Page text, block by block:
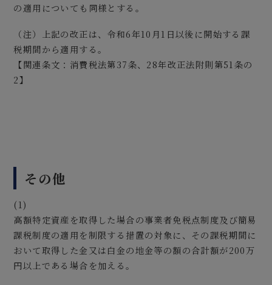
の適用についても同様とする。
（注）上記の改正は、令和6年10月1日以後に開始する課
税期間から適用する。
【関連条文：消費税法第37条、28年改正法附則第51条の
2】
その他
(1)
高額特定資産を取得した場合の事業者免税点制度及び簡易
課税制度の適用を制限する措置の対象に、その課税期間に
おいて取得した金又は白金の地金等の額の合計額が200万
円以上である場合を加える。